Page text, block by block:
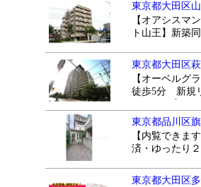
東京都大田区
【オアシスマ
ト山王】新築
東京都大田区
【オーベルグ
徒歩5分 新規
東京都品川区
【内覧できま
済・ゆったり
東京都大田区